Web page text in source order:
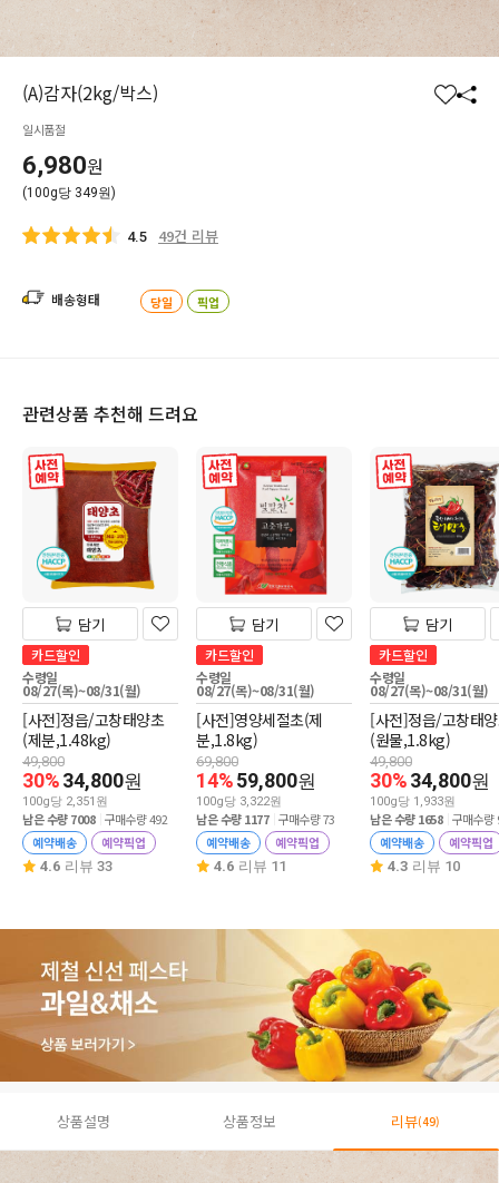
(A)감자(2kg/박스)
찜 공
일시품절
6,980원
(100g당 349원)
4.5 49건 리뷰
배송형태 당일 픽업
관련상품 추천해 드려요
담기
카드할인
수령일
08/27(목)~08/31(월)
[사전]정읍/고창태양초
(제분,1.48kg)
49,800
30%34,800원
100g당 2,351원
남은 수량 7008 구매수량 492
예약배송
예약픽업
4.6 리뷰 33
사전 예약
담기
카드할인
수령일
08/27(목)~08/31(월)
[사전]영양세절초(제
분,1.8kg)
69,800
14%59,800원
100g당 3,322원
남은 수량 1177 구매수량 73
예약배송
예약픽업
4.6 리뷰 11
담기
카드할인
수령일
08/27(목)~08/31(월)
[사전]정읍/고창태
(원물,1.8kg)
49,800
30%34,800원
100g당 1,933원
남은 수량 1658 구매수량
예약배송
예약픽업
4.3 리뷰 10
상품설명 상품정보 리뷰(49)